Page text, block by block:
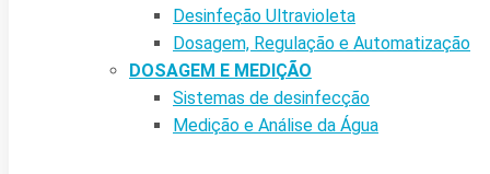
Desinfeção Ultravioleta
Dosagem, Regulação e Automatização
DOSAGEM E MEDIÇÃO
Sistemas de desinfecção
Medição e Análise da Água